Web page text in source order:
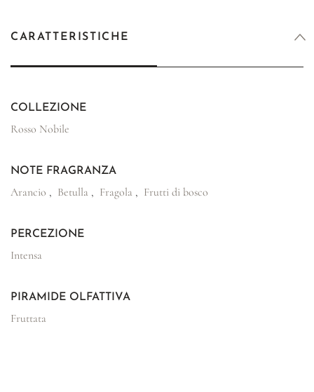
CARATTERISTICHE
COLLEZIONE
Rosso Nobile
NOTE FRAGRANZA
Arancio , Betulla , Fragola , Frutti di bosco
PERCEZIONE
Intensa
PIRAMIDE OLFATTIVA
Fruttata